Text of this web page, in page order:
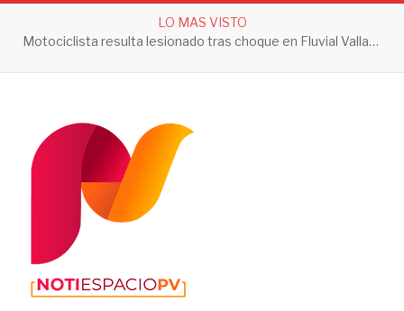
LO MAS VISTO
Motociclista resulta lesionado tras choque en Fluvial Vallarta